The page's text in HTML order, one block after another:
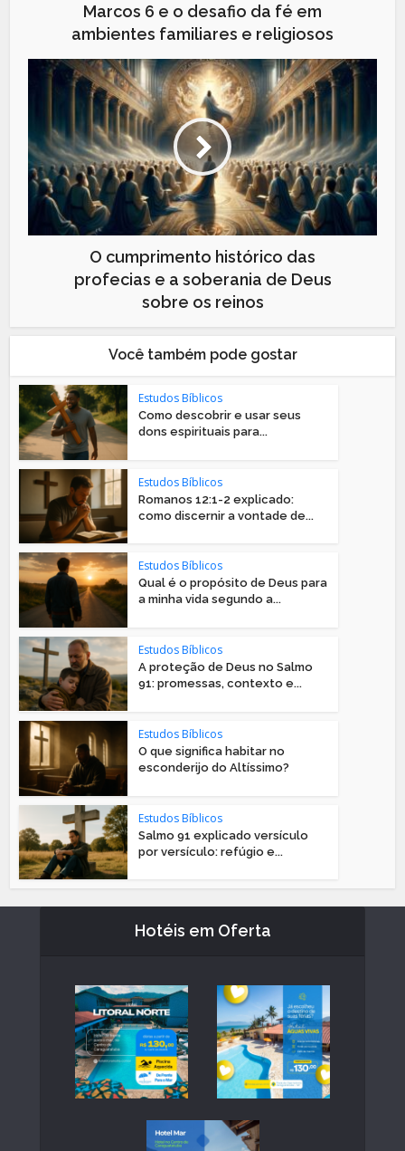
Marcos 6 e o desafio da fé em
ambientes familiares e religiosos
O cumprimento histórico das
profecias e a soberania de Deus
sobre os reinos
Você também pode gostar
Estudos Bíblicos
Como descobrir e usar seus
dons espirituais para...
Estudos Bíblicos
Romanos 12:1-2 explicado:
como discernir a vontade de...
Estudos Bíblicos
Qual é o propósito de Deus para
a minha vida segundo a...
Estudos Bíblicos
A proteção de Deus no Salmo
91: promessas, contexto e...
Estudos Bíblicos
O que significa habitar no
esconderijo do Altíssimo?
Estudos Bíblicos
Salmo 91 explicado versículo
por versículo: refúgio e...
Hotéis em Oferta